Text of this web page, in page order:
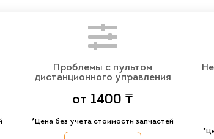
Проблемы с пультом
дистанционного управления
от 1400 ₸
*Цена без учета стоимости запчастей